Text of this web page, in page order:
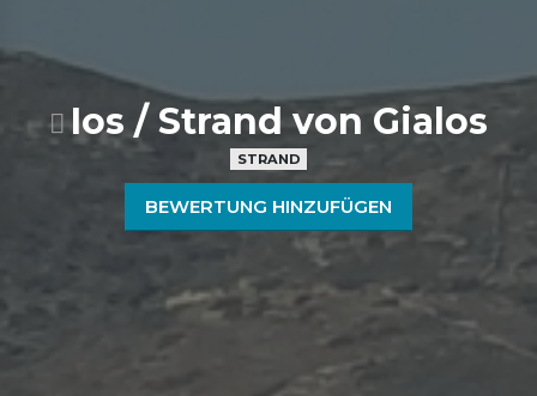
Ios / Strand von Gialos
STRAND
BEWERTUNG HINZUFÜGEN